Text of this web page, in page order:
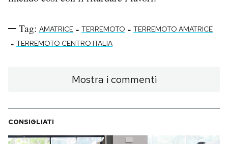
Tag: AMATRICE - TERREMOTO - TERREMOTO AMATRICE
- TERREMOTO CENTRO ITALIA
Mostra i commenti
CONSIGLIATI